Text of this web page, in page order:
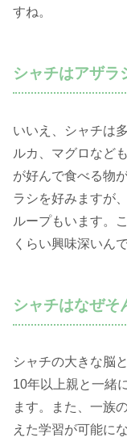
すね。
シャチはアザラ
いいえ、シャチは
ルカ、マグロなど
が好んで食べる物
ラシを好みますが
ループもいます。
くらい興味深いん
シャチはなぜそ
シャチの大きな脳
10年以上親と一緒
ます。また、一族
えた学習が可能に